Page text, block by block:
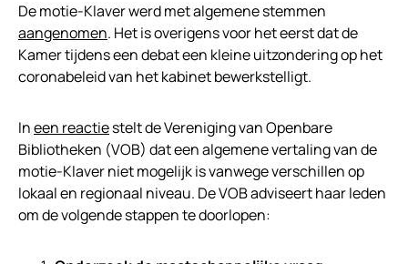
De motie-Klaver werd met algemene stemmen
aangenomen. Het is overigens voor het eerst dat de
Kamer tijdens een debat een kleine uitzondering op het
coronabeleid van het kabinet bewerkstelligt.
Ineen reactiestelt de Vereniging van Openbare
Bibliotheken (VOB) dat een algemene vertaling van de
motie-Klaver niet mogelijk is vanwege verschillen op
lokaal en regionaal niveau. De VOB adviseert haar leden
om de volgende stappen te doorlopen: